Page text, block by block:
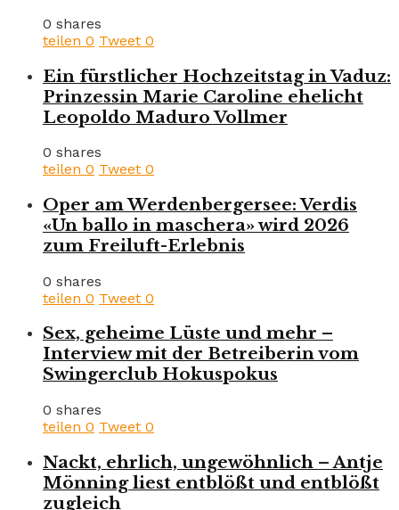
0 shares
teilen 0 Tweet 0
Ein fürstlicher Hochzeitstag in Vaduz:
Prinzessin Marie Caroline ehelicht
Leopoldo Maduro Vollmer
0 shares
teilen 0 Tweet 0
Oper am Werdenbergersee: Verdis
«Un ballo in maschera» wird 2026
zum Freiluft-Erlebnis
0 shares
teilen 0 Tweet 0
Sex, geheime Lüste und mehr –
Interview mit der Betreiberin vom
Swingerclub Hokuspokus
0 shares
teilen 0 Tweet 0
Nackt, ehrlich, ungewöhnlich – Antje
Mönning liest entblößt und entblößt
zugleich